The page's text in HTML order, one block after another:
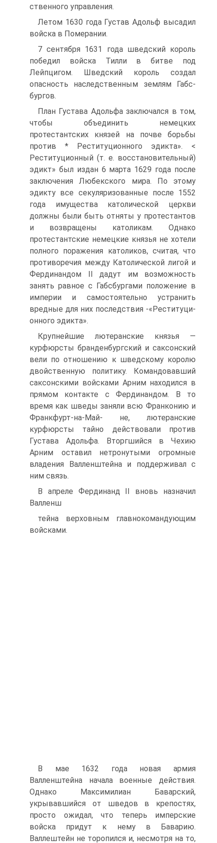
ственного управления.
Летом 1630 года Густав Адольф высадил
войска в Померании.
7 сентября 1631 года шведский король
победил войска Тилли в битве под
Лейпцигом. Шведский ко­роль создал
опасность наследственным землям Габс­
бургов.
План Густава Адольфа заключался в том,
чтобы объединить немецких
протестантских князей на почве борьбы
против * Реституционного эдикта». <
Реститу­ционный (т. е. восстановительный)
эдикт» был издан 6 марта 1629 года после
заключения Любекского ми­ра. По этому
эдикту все секуляризованные после 1552
года имущества католической церкви
должны были быть отняты у протестантов
и возвращены като­ликам. Однако
протестантские немецкие князья не хотели
полного поражения католиков, считая, что
противоречия между Католической лигой и
Ферди­нандом II дадут им возможность
занять равное с Габсбургами положение в
империи и самостоятельно устранить
вредные для них последствия -«Реституци­
онного эдикта».
Крупнейшие лютеранские князья —
курфюрсты бранденбургский и саксонский
вели по отношению к шведскому королю
двойственную политику. Коман­довавший
саксонскими войсками Арним находился в
прямом контакте с Фердинандом. В то
время как шведы заняли всю Франконию и
Франкфурт-на-Май- не, лютеранские
курфюрсты тайно действовали про­тив
Густава Адольфа. Вторгшийся в Чехию
Арним оставил нетронутыми огромные
владения Валленш­тейна и поддерживал с
ним связь.
В апреле Фердинанд II вновь назначил
Валленш­
тейна верховным главнокомандующим
войсками.
В мае 1632 года новая армия
Валленштейна нача­ла военные действия.
Однако Максимилиан Бавар­ский,
укрывавшийся от шведов в крепостях,
просто ожидал, что теперь имперские
войска придут к нему в Баварию.
Валлештейн не торопился и, несмотря на то,